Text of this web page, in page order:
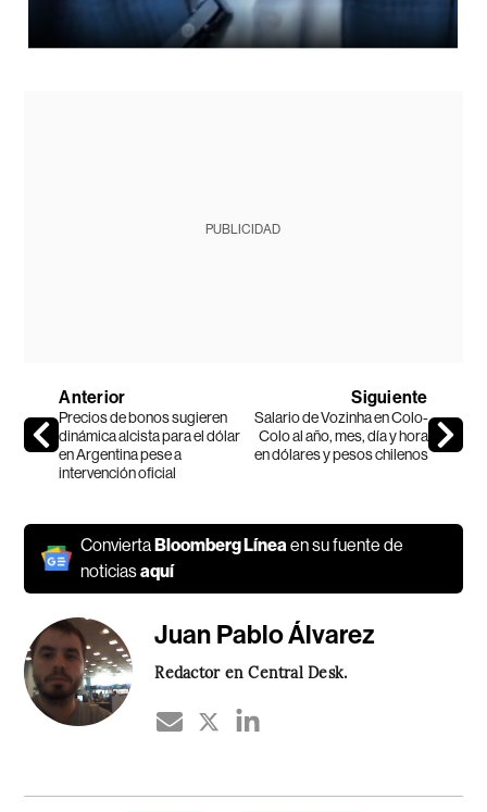
PUBLICIDAD
Anterior
Precios de bonos sugieren
dinámica alcista para el dólar
en Argentina pese a
intervención oficial
Siguiente
Salario de Vozinha en Colo-
Colo al año, mes, día y hora
en dólares y pesos chilenos
ConviertaBloomberg Línea en su fuente de
noticiasaquí
Juan Pablo Álvarez
Redactor en Central Desk.